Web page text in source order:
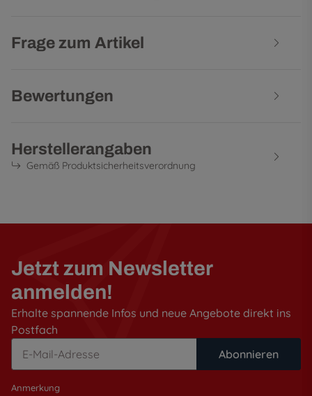
Frage zum Artikel
Bewertungen
Herstellerangaben
Gemäß Produktsicherheitsverordnung
Jetzt zum Newsletter
anmelden!
Erhalte spannende Infos und neue Angebote direkt ins
Postfach
Abonnieren
Anmerkung